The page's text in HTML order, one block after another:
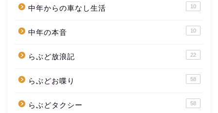
中年からの車なし生活 10
中年の本音 10
らぶど放浪記 22
らぶどお喋り 58
らぶどタクシー 58